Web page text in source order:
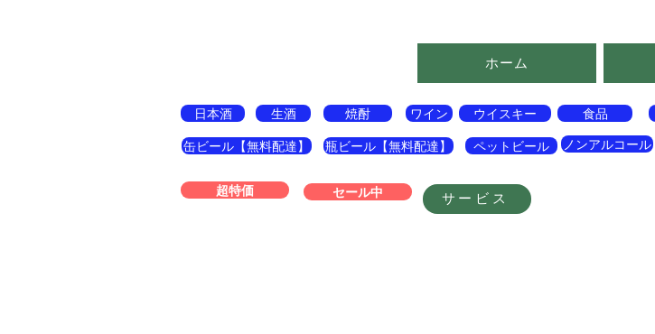
ホーム
日本酒
生酒
缶ビール【無料配達】
焼酎
ワイン
瓶ビール【無料配達】
ウイスキー
ペットビール
超特価 セール中 サービス
食品
ノンアルコール